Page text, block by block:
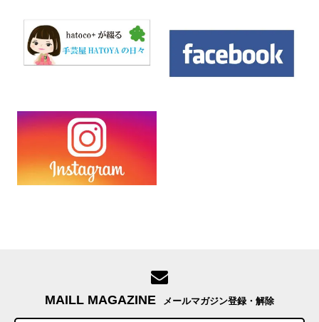
MAILL MAGAZINE メールマガジン登録・解除